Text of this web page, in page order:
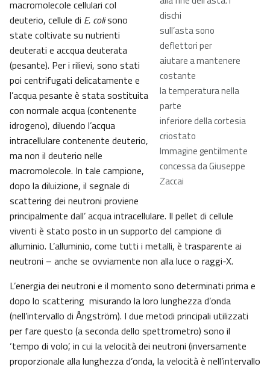
dischi
sull’asta sono
deflettori per
aiutare a mantenere
costante
la temperatura nella
parte
inferiore della cortesia
criostato
Immagine gentilmente
concessa da Giuseppe
Zaccai
macromolecole cellulari col
deuterio, cellule di E. colisono
state coltivate su nutrienti
deuterati e accqua deuterata
(pesante). Per i rilievi, sono stati
poi centrifugati delicatamente e
l’acqua pesante è stata sostituita
con normale acqua (contenente
idrogeno), diluendo l’acqua
intracellulare contenente deuterio,
ma non il deuterio nelle
macromolecole. In tale campione,
dopo la diluizione, il segnale di
scattering dei neutroni proviene
principalmente dall’ acqua intracellulare. Il pellet di cellule
viventi è stato posto in un supporto del campione di
alluminio. L’alluminio, come tutti i metalli, è trasparente ai
neutroni – anche se ovviamente non alla luce o raggi-X.
L’energia dei neutroni e il momento sono determinati prima e
dopo lo scattering misurando la loro lunghezza d’onda
(nell’intervallo di Ångström). I due metodi principali utilizzati
per fare questo (a seconda dello spettrometro) sono il
‘tempo di volo’, in cui la velocità dei neutroni (inversamente
proporzionale alla lunghezza d’onda, la velocità è nell’intervallo